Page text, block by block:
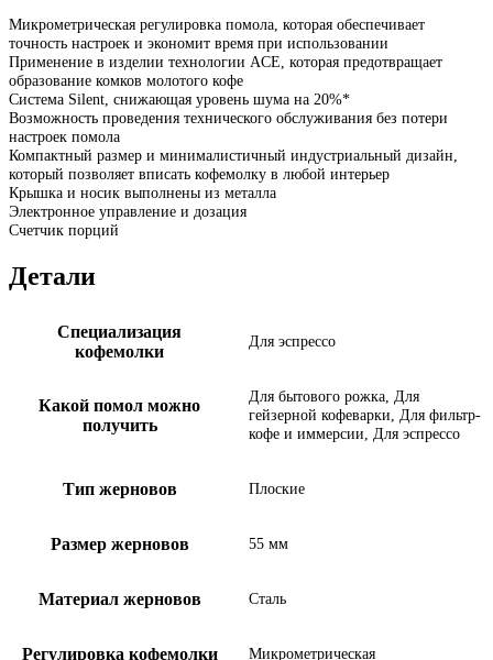
Микрометрическая регулировка помола, которая обеспечивает
точность настроек и экономит время при использовании
Применение в изделии технологии ACE, которая предотвращает
образование комков молотого кофе
Система Silent, снижающая уровень шума на 20%*
Возможность проведения технического обслуживания без потери
настроек помола
Компактный размер и минималистичный индустриальный дизайн,
который позволяет вписать кофемолку в любой интерьер
Крышка и носик выполнены из металла
Электронное управление и дозация
Счетчик порций
Детали
Специализация
кофемолки
Для эспрессо
Какой помол можно
получить
Для бытового рожка, Для
гейзерной кофеварки, Для фильтр-
кофе и иммерсии, Для эспрессо
Тип жерновов Плоские
Размер жерновов 55 мм
Материал жерновов Сталь
Регулировка кофемолки Микрометрическая